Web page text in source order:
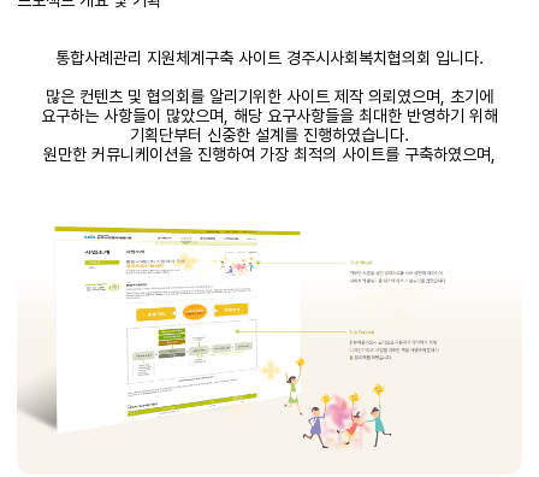
통합사례관리 지원체계구축 사이트 경주시사회복치협의회 입니다.
많은 컨텐츠 및 협의회를 알리기위한 사이트 제작 의뢰였으며, 초기에
요구하는 사항들이 많았으며, 해당 요구사항들을 최대한 반영하기 위해
기획단부터 신중한 설계를 진행하였습니다.
원만한 커뮤니케이션을 진행하여 가장 최적의 사이트를 구축하였으며,